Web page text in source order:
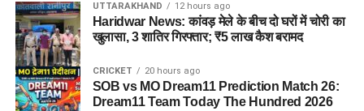
UTTARAKHAND 12 hours ago
Haridwar News: कांवड़ मेले के बीच दो घरों में चोरी का
खुलासा, 3 शातिर गिरफ्तार; ₹5 लाख कैश बरामद
CRICKET 20 hours ago
SOB vs MO Dream11 Prediction Match 26:
Dream11 Team Today The Hundred 2026